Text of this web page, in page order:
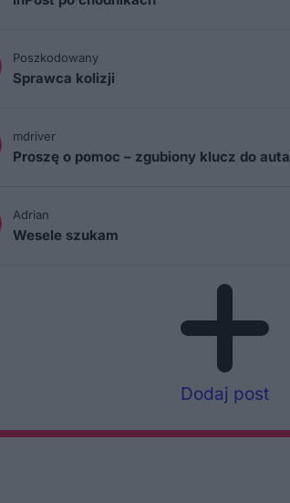
Poszkodowany
Sprawca kolizji
mdriver
Proszę o pomoc – zgubiony klucz do auta
Adrian
Wesele szukam
Dodaj post